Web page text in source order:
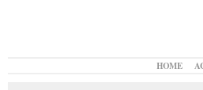
HOME